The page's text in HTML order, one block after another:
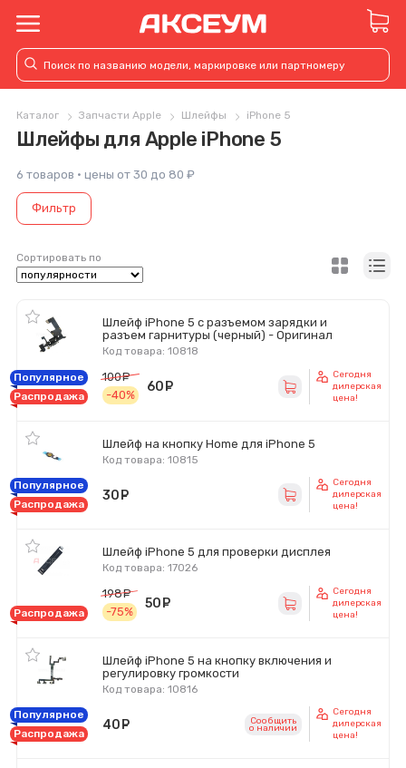
Каталог Запчасти Apple Шлейфы iPhone 5
Шлейфы для Apple iPhone 5
6 товаров · цены от 30 до 80 ₽
Фильтр
Сортировать по
Шлейф iPhone 5 с разъемом зарядки и
разъем гарнитуры (черный) - Оригинал
Код товара: 10818
Популярное
Распродажа
100
руб.
-40%
60
Сегодня
дилерская
цена!
Шлейф на кнопку Home для iPhone 5
Код товара: 10815
Популярное
Распродажа
30
Сегодня
дилерская
цена!
Шлейф iPhone 5 для проверки дисплея
Код товара: 17026
Распродажа
198
-75%
50
Сегодня
дилерская
цена!
Шлейф iPhone 5 на кнопку включения и
регулировку громкости
Код товара: 10816
Популярное
Распродажа
40 Сообщить
o наличии
Сегодня
дилерская
цена!